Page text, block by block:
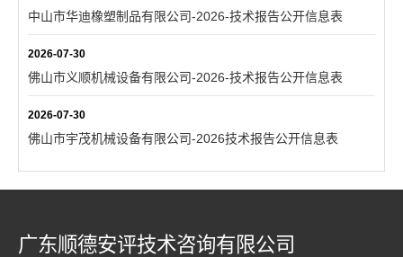
中山市华迪橡塑制品有限公司-2026-技术报告公开信息表
2026-07-30
佛山市义顺机械设备有限公司-2026-技术报告公开信息表
2026-07-30
佛山市宇茂机械设备有限公司-2026技术报告公开信息表
广东顺德安评技术咨询有限公司